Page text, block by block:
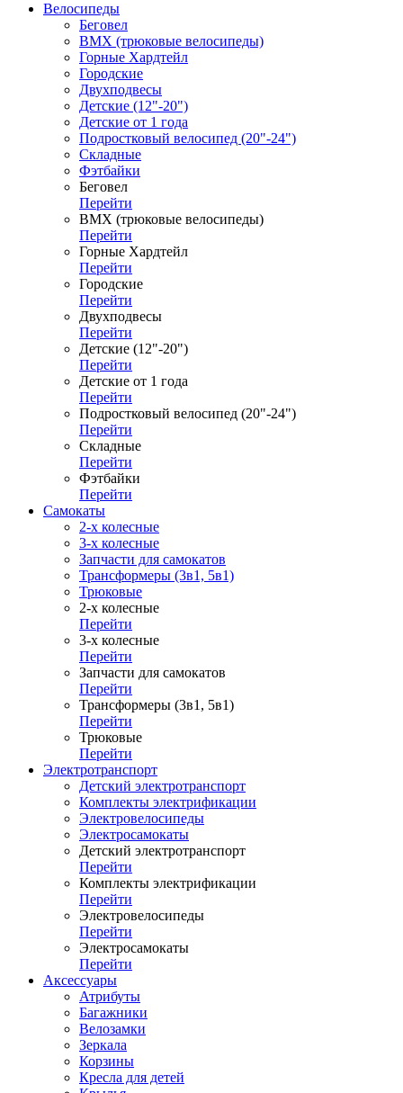
Велосипеды
Беговел
ВМХ (трюковые велосипеды)
Горные Хардтейл
Городские
Двухподвесы
Детские (12"-20")
Детские от 1 года
Подростковый велосипед (20"-24")
Складные
Фэтбайки
Беговел
Перейти
ВМХ (трюковые велосипеды)
Перейти
Горные Хардтейл
Перейти
Городские
Перейти
Двухподвесы
Перейти
Детские (12"-20")
Перейти
Детские от 1 года
Перейти
Подростковый велосипед (20"-24")
Перейти
Складные
Перейти
Фэтбайки
Перейти
Самокаты
2-х колесные
3-х колесные
Запчасти для самокатов
Трансформеры (3в1, 5в1)
Трюковые
2-х колесные
Перейти
3-х колесные
Перейти
Запчасти для самокатов
Перейти
Трансформеры (3в1, 5в1)
Перейти
Трюковые
Перейти
Электротранспорт
Детский электротранспорт
Комплекты электрификации
Электровелосипеды
Электросамокаты
Детский электротранспорт
Перейти
Комплекты электрификации
Перейти
Электровелосипеды
Перейти
Электросамокаты
Перейти
Аксессуары
Атрибуты
Багажники
Велозамки
Зеркала
Корзины
Кресла для детей